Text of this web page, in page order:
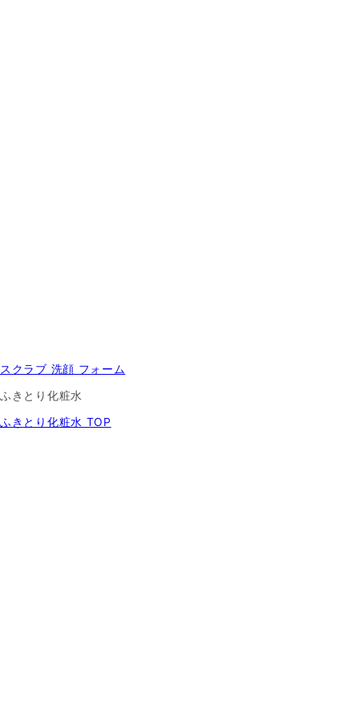
スクラブ 洗顔 フォーム
ふきとり化粧水
ふきとり化粧水 TOP